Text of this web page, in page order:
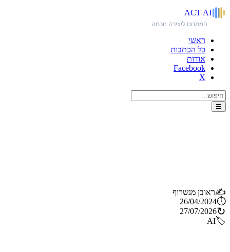
ACT AI
המתחם ליצירה חכמה
ראשי
כל הכתבות
אודות
Facebook
X
☰
✍️ראובן מנשרוף
⏱️
26/04/2024
↻
27/07/2026
🏷️
AI